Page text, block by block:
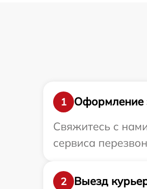
1
Оформление
Свяжитесь с
сервиса
2
Выезд